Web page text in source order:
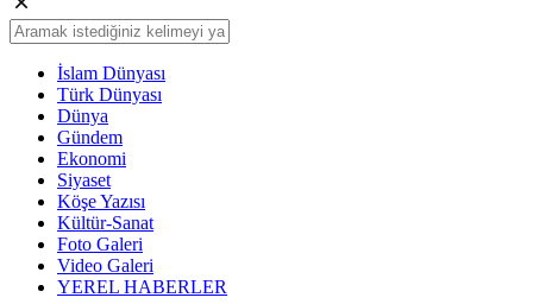
İslam Dünyası
Türk Dünyası
Dünya
Gündem
Ekonomi
Siyaset
Köşe Yazısı
Kültür-Sanat
Foto Galeri
Video Galeri
YEREL HABERLER